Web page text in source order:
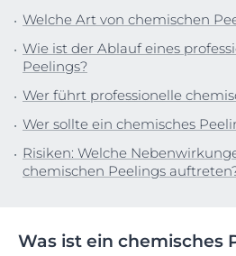
Welche Art von chemischen
Wie ist der Ablauf eines
Peelings?
Wer führt professionelle
Wer sollte ein chemisches
Risiken: Welche
chemischen Peelings
Was ist ein chemisches